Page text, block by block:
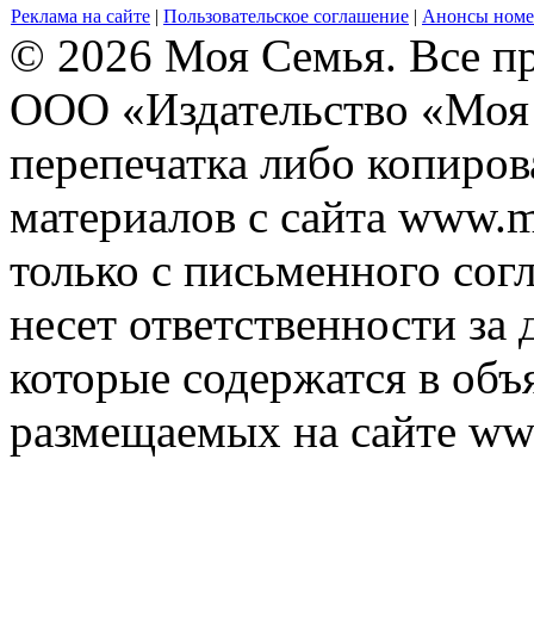
Реклама на сайте | Пользовательское соглашение | Анонсы
© 2026 Моя Семья. Все
ООО «Издательство
перепечатка либо
материалов с сайта
только с письменного
несет ответственности
которые содержатся в
размещаемых на сайте